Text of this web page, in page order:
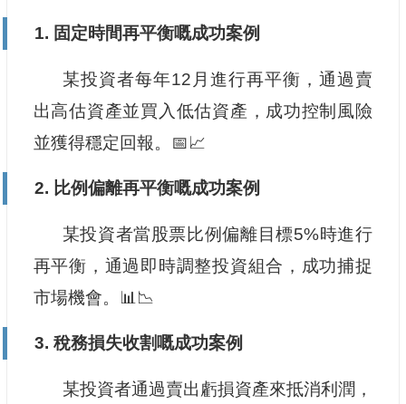
1. 固定時間再平衡嘅成功案例
某投資者每年12月進行再平衡，通過賣
出高估資產並買入低估資產，成功控制風險
並獲得穩定回報。📅📈
2. 比例偏離再平衡嘅成功案例
某投資者當股票比例偏離目標5%時進行
再平衡，通過即時調整投資組合，成功捕捉
市場機會。📊📉
3. 稅務損失收割嘅成功案例
某投資者通過賣出虧損資產來抵消利潤，